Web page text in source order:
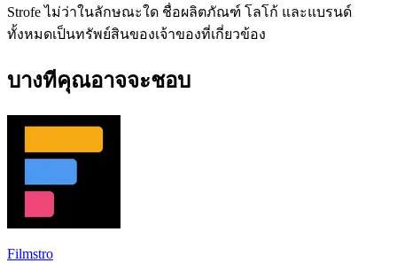
Strofe ไม่ว่าในลักษณะใด ชื่อผลิตภัณฑ์ โลโก้ และแบรนด์
ทั้งหมดเป็นทรัพย์สินของเจ้าของที่เกี่ยวข้อง
บางทีคุณอาจจะชอบ
Filmstro